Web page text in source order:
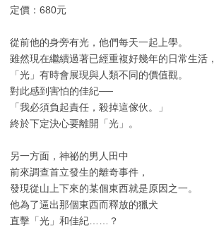
定價：680元
從前他的身旁有光，他們每天一起上學。
雖然現在繼續過著已經重複好幾年的日常生活，
「光」有時會展現與人類不同的價值觀。
對此感到害怕的佳紀──
「我必須負起責任，殺掉這傢伙。」
終於下定決心要離開「光」。
另一方面，神祕的男人田中
前來調查首立發生的離奇事件，
發現從山上下來的某個東西就是原因之一。
他為了逼出那個東西而釋放的獵犬
直擊「光」和佳紀……？